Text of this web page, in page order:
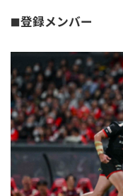
■登録メンバー